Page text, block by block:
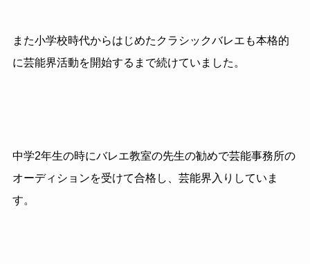
また小学校時代からはじめたクラシックバレエも本格的
に芸能界活動を開始するまで続けていました。
中学2年生の時にバレエ教室の先生の勧めで芸能事務所の
オーディションを受けて合格し、芸能界入りしていま
す。